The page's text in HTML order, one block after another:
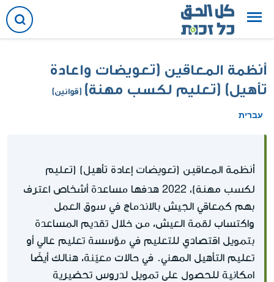
أنظمة المعاقين (تعويضات واعادة
تأهيل) (تعليم لكسب مهنة) (قوانين)
עברית
أنظمة المعاقين (تعويضات إعادة تأهيل) (تعليم
لكسب مهنة)، 2022
هدفها مساعدة أشخاص اعترف
بهم كمعاقي الجيش بالاندماج في سوق العمل
واكتساب لقمة العيش، من خلال تقديم المساعدة
بتمويل اقتصادي للتعليم في مؤسسة تعليم عالي أو
تعليم التأهيل المهني. في حالات معيّنة، هنالك أيضًا
امكانية للحصول على تمويل لدروس تحضيرية